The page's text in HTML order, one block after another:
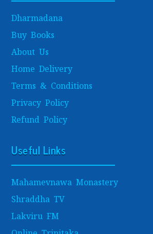
Dharmadana
Buy Books
About Us
Home Delivery
Terms & Conditions
Privacy Policy
Refund Policy
Useful Links
Mahamevnawa Monastery
Shraddha TV
Lakviru FM